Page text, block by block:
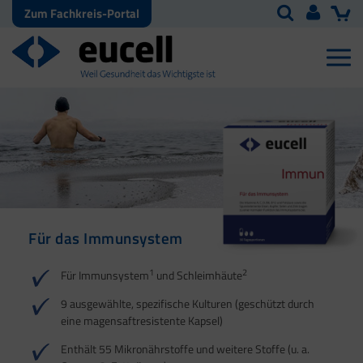
Zum Fachkreis-Portal
Für das Immunsystem
Für Immunsystem1 und Schleimhäute2
9 ausgewählte, spezifische Kulturen (geschützt durch
eine magensaftresistente Kapsel)
Enthält 55 Mikronährstoffe und weitere Stoffe (u. a.
Für Haut, Haare und
4
Für Ihre natürliche